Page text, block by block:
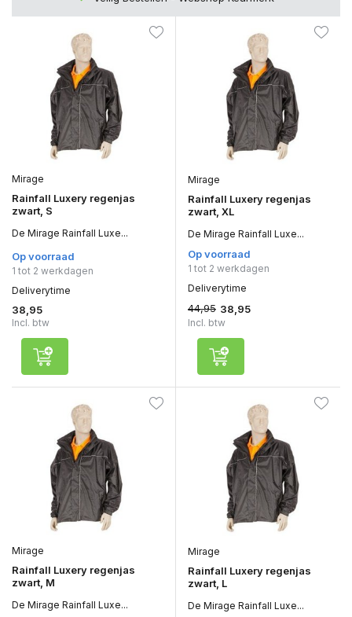
Mirage
Rainfall Luxery regenjas
zwart, S
De Mirage Rainfall Luxe...
Op voorraad
1 tot 2 werkdagen
Deliverytime
38,95
Incl. btw
Mirage
Rainfall Luxery regenjas
zwart, XL
De Mirage Rainfall Luxe...
Op voorraad
1 tot 2 werkdagen
Deliverytime
44,95 38,95
Incl. btw
Mirage
Rainfall Luxery regenjas
zwart, M
De Mirage Rainfall Luxe...
Mirage
Rainfall Luxery regenjas
zwart, L
De Mirage Rainfall Luxe...